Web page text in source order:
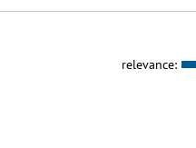
relevance: